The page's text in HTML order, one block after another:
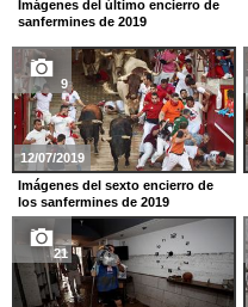
Imágenes del último encierro de
sanfermines de 2019
9
12/07/2019
Imágenes del sexto encierro de
los sanfermines de 2019
21